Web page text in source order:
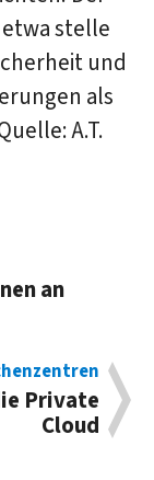
stelle
und
als
A.T.
an
Private
Cloud